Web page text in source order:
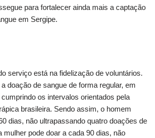
para fortalecer ainda mais a captação
em Sergipe.
serviço está na fidelização de voluntários.
doação de sangue de forma regular, em
os intervalos orientados pela
brasileira. Sendo assim, o homem
dias, não ultrapassando quatro doações de
mulher pode doar a cada 90 dias, não